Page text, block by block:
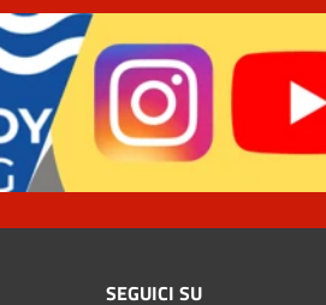
SEGUICI SU